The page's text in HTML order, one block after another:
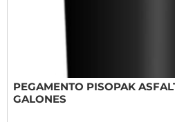
PEGAMENTO PISOPAK
GALONES